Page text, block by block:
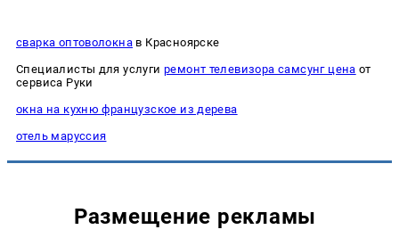
сварка оптоволокна в Красноярске
Специалисты для услуги ремонт телевизора самсунг цена от
сервиса Руки
окна на кухню французское из дерева
отель маруссия
Размещение рекламы